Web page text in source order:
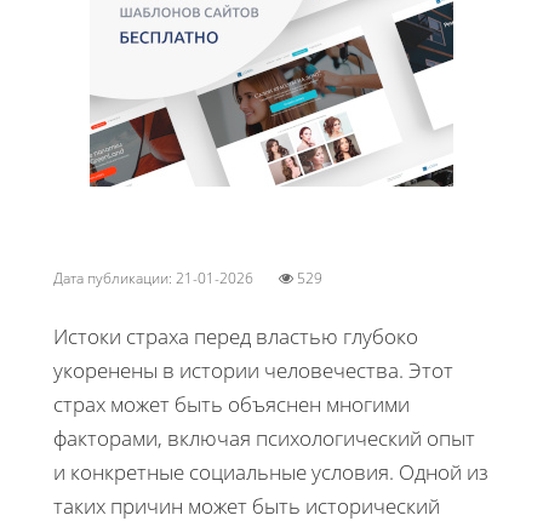
Дата публикации: 21-01-2026 529
Истоки страха перед властью глубоко
укоренены в истории человечества. Этот
страх может быть объяснен многими
факторами, включая психологический опыт
и конкретные социальные условия. Одной из
таких причин может быть исторический